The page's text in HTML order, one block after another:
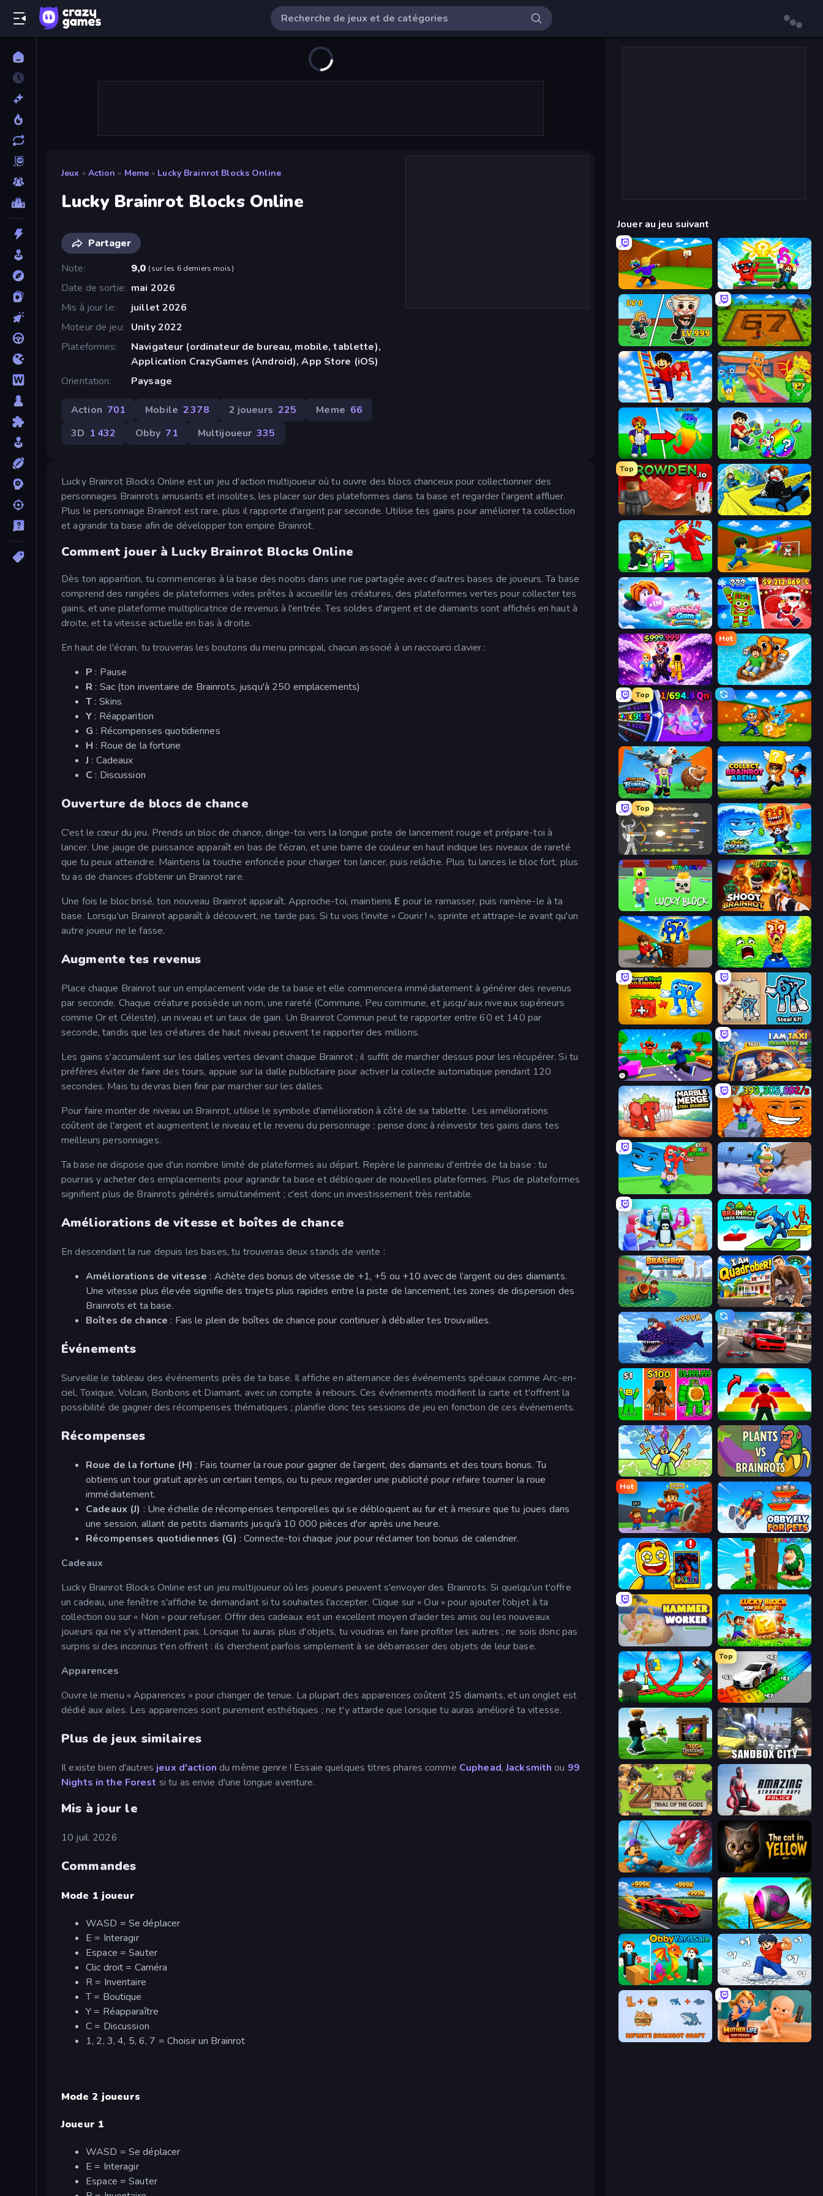
Jeux » Action » Meme » Lucky Brainrot Blocks Online
Lucky Brainrot Blocks Online
Partager
Note
9,0 (sur les 6 derniers mois)
Date de sortie mai 2026
Mis à jour le
juillet 2026
Moteur de jeu
Unity 2022
Plateformes
Navigateur (ordinateur de bureau, mobile, tablette),
Application CrazyGames (Android), App Store (iOS)
Orientation
Paysage
Action 701 Mobile 2 378 2 joueurs 225 Meme 66
3D 1 432 Obby 71 Multijoueur 335
Lucky Brainrot Blocks Online est un jeu d'action multijoueur où tu ouvre des blocs chanceux pour collectionner des
personnages Brainrots amusants et insolites, les placer sur des plateformes dans ta base et regarder l'argent affluer.
Plus le personnage Brainrot est rare, plus il rapporte d'argent par seconde. Utilise tes gains pour améliorer ta collection
et agrandir ta base afin de développer ton empire Brainrot.
Comment jouer à Lucky Brainrot Blocks Online
Dès ton apparition, tu commenceras à la base des noobs dans une rue partagée avec d'autres bases de joueurs. Ta base
comprend des rangées de plateformes vides prêtes à accueillir les créatures, des plateformes vertes pour collecter tes
gains, et une plateforme multiplicatrice de revenus à l'entrée. Tes soldes d'argent et de diamants sont affichés en haut à
droite, et ta vitesse actuelle en bas à droite.
En haut de l'écran, tu trouveras les boutons du menu principal, chacun associé à un raccourci clavier :
P : Pause
R : Sac (ton inventaire de Brainrots, jusqu'à 250 emplacements)
T : Skins
Y : Réapparition
G : Récompenses quotidiennes
H : Roue de la fortune
J : Cadeaux
C : Discussion
Ouverture de blocs de chance
C'est le cœur du jeu. Prends un bloc de chance, dirige-toi vers la longue piste de lancement rouge et prépare-toi à
lancer. Une jauge de puissance apparaît en bas de l'écran, et une barre de couleur en haut indique les niveaux de rareté
que tu peux atteindre. Maintiens la touche enfoncée pour charger ton lancer, puis relâche. Plus tu lances le bloc fort, plus
tu as de chances d'obtenir un Brainrot rare.
Une fois le bloc brisé, ton nouveau Brainrot apparaît. Approche-toi, maintiens E pour le ramasser, puis ramène-le à ta
base. Lorsqu'un Brainrot apparaît à découvert, ne tarde pas. Si tu vois l'invite « Courir ! », sprinte et attrape-le avant qu'un
autre joueur ne le fasse.
Augmente tes revenus
Place chaque Brainrot sur un emplacement vide de ta base et elle commencera immédiatement à générer des revenus
par seconde. Chaque créature possède un nom, une rareté (Commune, Peu commune, et jusqu'aux niveaux supérieurs
comme Or et Céleste), un niveau et un taux de gain. Un Brainrot Commun peut te rapporter entre 60 et 140 par
seconde, tandis que les créatures de haut niveau peuvent te rapporter des millions.
Les gains s'accumulent sur les dalles vertes devant chaque Brainrot ; il suffit de marcher dessus pour les récupérer. Si tu
préfères éviter de faire des tours, appuie sur la dalle publicitaire pour activer la collecte automatique pendant 120
secondes. Mais tu devras bien finir par marcher sur les dalles.
Pour faire monter de niveau un Brainrot, utilise le symbole d'amélioration à côté de sa tablette. Les améliorations
coûtent de l'argent et augmentent le niveau et le revenu du personnage ; pense donc à réinvestir tes gains dans tes
meilleurs personnages.
Ta base ne dispose que d'un nombre limité de plateformes au départ. Repère le panneau d'entrée de ta base : tu
pourras y acheter des emplacements pour agrandir ta base et débloquer de nouvelles plateformes. Plus de plateformes
signifient plus de Brainrots générés simultanément ; c'est donc un investissement très rentable.
Améliorations de vitesse et boîtes de chance
En descendant la rue depuis les bases, tu trouveras deux stands de vente :
Améliorations de vitesse : Achète des bonus de vitesse de +1, +5 ou +10 avec de l’argent ou des diamants.
Une vitesse plus élevée signifie des trajets plus rapides entre la piste de lancement, les zones de dispersion des
Brainrots et ta base.
Boîtes de chance : Fais le plein de boîtes de chance pour continuer à déballer tes trouvailles.
Événements
Surveille le tableau des événements près de ta base. Il affiche en alternance des événements spéciaux comme Arc-en-
ciel, Toxique, Volcan, Bonbons et Diamant, avec un compte à rebours. Ces événements modifient la carte et t'offrent la
possibilité de gagner des récompenses thématiques ; planifie donc tes sessions de jeu en fonction de ces événements.
Récompenses
Roue de la fortune (H) : Fais tourner la roue pour gagner de l’argent, des diamants et des tours bonus. Tu
obtiens un tour gratuit après un certain temps, ou tu peux regarder une publicité pour refaire tourner la roue
immédiatement.
Cadeaux (J) : Une échelle de récompenses temporelles qui se débloquent au fur et à mesure que tu joues dans
une session, allant de petits diamants jusqu'à 10 000 pièces d'or après une heure.
Récompenses quotidiennes (G) : Connecte-toi chaque jour pour réclamer ton bonus de calendrier.
Cadeaux
Lucky Brainrot Blocks Online est un jeu multijoueur où les joueurs peuvent s'envoyer des Brainrots. Si quelqu'un t'offre
un cadeau, une fenêtre s'affiche te demandant si tu souhaites l'accepter. Clique sur « Oui » pour ajouter l'objet à ta
collection ou sur « Non » pour refuser. Offrir des cadeaux est un excellent moyen d'aider tes amis ou les nouveaux
joueurs qui ne s'y attendent pas. Lorsque tu auras plus d'objets, tu voudras en faire profiter les autres ; ne sois donc pas
surpris si des inconnus t'en offrent : ils cherchent parfois simplement à se débarrasser des objets de leur base.
Apparences
Ouvre le menu « Apparences » pour changer de tenue. La plupart des apparences coûtent 25 diamants, et un onglet est
dédié aux ailes. Les apparences sont purement esthétiques ; ne t'y attarde que lorsque tu auras amélioré ta vitesse.
Plus de jeux similaires
Il existe bien d'autres jeux d'action du même genre ! Essaie quelques titres phares comme Cuphead,Jacksmith ou 99
Nights in the Forest si tu as envie d'une longue aventure.
Mis à jour le
10 juil. 2026
Commandes
Mode 1 joueur
WASD = Se déplacer
E = Interagir
Espace = Sauter
Clic droit = Caméra
R = Inventaire
T = Boutique
Y = Réapparaître
C = Discussion
1, 2, 3, 4, 5, 6, 7 = Choisir un Brainrot
Mode 2 joueurs
Joueur 1
WASD = Se déplacer
E = Interagir
Espace = Sauter
Jouer au jeu suivant
Throw a Lucky Block Run and Jump for Brainrot
Brainrot Arena Online Obby: Dig Brainrots
Ladder to Brainhot: Climb Catch Brainrots From Bosses
Collect Brainrot Egg Break a Lucky Egg Brainrots
Top
Grow A Garden | Growden.io Cart Ride Danger Mount
Baseball For Brainrot
Bubble Gum Simulator Plants vs Brain Zombies
Obby - BrainWave
Hot
Float for Brainrots
Top
Meeland.io Escape Cave For Brainrot
Escape Tsunami Brainrot Collect Brainrot Arena
Top
Ragdoll Archers Obby Escape from Tsunami Brainrot
Lucky Block Shoot Brainrot
Obby: Break Rocks For Brainrots Save Memerots: Acid Lava lake
Merge & Steal Brainrot 67 Steal a Brainrot Game
Robby: Cross the Road for Brainrot I Am Taxi Prankster Sim
Marble Merge: Steal Brainrot Game Escape Lava for Brainrots!
BrainZombie Log Escape
Knockout! Brainrot Mega Parkour
Brainrot Tower Defence I Am Quadrober!
Obby Fish Challenge: Ride Real Car Driving
Obby Brainrot Merge Obby Highest Jump Ever
Obby vs Brainrot Plants vs Brainrots
Hot
Obby: +1 Click Wall Breaker Obby Fly For Pets
Obby Cards: The Legend Hunt Steal Beanstalk for Brainrots
Hammer Worker Lucky Blocks for Brainrots
Build a Rollercoaster: Simulator
Top
Dig and Descend: Obby Mine Sandbox City
Zena: Trial of the Gods Amazing Strange Rope Police
Fish It Now The Cat in Yellow
Rolling Balls Sea Race
Obby Yard Sale Break a Skyscraper
Infinite Brainrot: Craft Merge Mother Life Simulator: Prank